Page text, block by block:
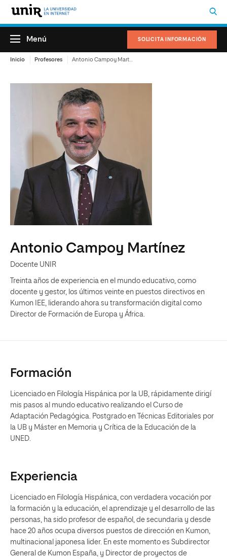
SOLICITA INFORMACIÓN
Menú
Inicio Profesores
Antonio Campoy Martínez
Docente UNIR
Treinta años de experiencia en el mundo educativo, como
docente y gestor, los últimos veinte en puestos directivos en
Kumon IEE, liderando ahora su transformación digital como
Director de Formación de Europa y África.
Formación
Licenciado en Filología Hispánica por la UB, rápidamente dirigí
mis pasos al mundo educativo realizando el Curso de
Adaptación Pedagógica. Postgrado en Técnicas Editoriales por
la UB y Máster en Memoria y Crítica de la Educación de la
UNED.
Experiencia
Licenciado en Filología Hispánica, con verdadera vocación por
la formación y la educación, el aprendizaje y el desarrollo de las
personas, ha sido profesor de español, de secundaria y desde
hace 20 años ocupa diversos puestos de dirección en Kumon,
multinacional japonesa lider. En este momento es Subdirector
General de Kumon España, y Director de proyectos de